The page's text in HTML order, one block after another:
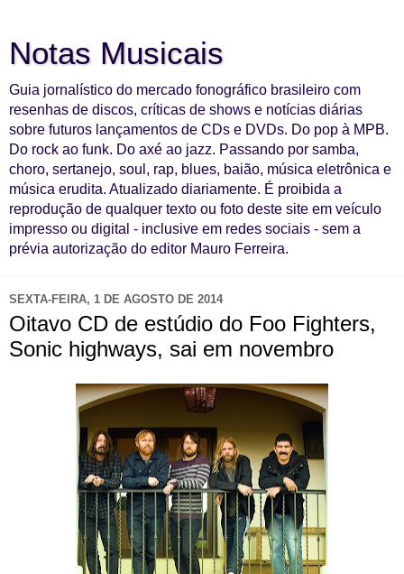
Notas Musicais
Guia jornalístico do mercado fonográfico brasileiro com
resenhas de discos, críticas de shows e notícias diárias
sobre futuros lançamentos de CDs e DVDs. Do pop à MPB.
Do rock ao funk. Do axé ao jazz. Passando por samba,
choro, sertanejo, soul, rap, blues, baião, música eletrônica e
música erudita. Atualizado diariamente. É proibida a
reprodução de qualquer texto ou foto deste site em veículo
impresso ou digital - inclusive em redes sociais - sem a
prévia autorização do editor Mauro Ferreira.
SEXTA-FEIRA, 1 DE AGOSTO DE 2014
Oitavo CD de estúdio do Foo Fighters,
Sonic highways, sai em novembro